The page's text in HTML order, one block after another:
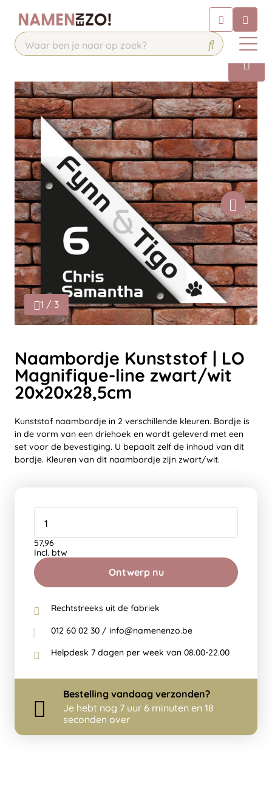
Chat 24/7 met onze chatbot voor
hulp
Contact
1 / 3
Naambordje Kunststof | LO
Magnifique-line zwart/wit
20x20x28,5cm
Kunststof naambordje in 2 verschillende kleuren. Bordje is
in de vorm van een driehoek en wordt geleverd met een
set voor de bevestiging. U bepaalt zelf de inhoud van dit
bordje. Kleuren van dit naambordje zijn zwart/wit.
Ontwerp nu
57,96
Incl. btw
Rechtstreeks uit de fabriek
012 60 02 30 / info@namenenzo.be
Helpdesk 7 dagen per week van 08.00-22.00
Bestelling vandaag verzonden?
Je hebt nog 7 uur 6 minuten en 18
seconden over